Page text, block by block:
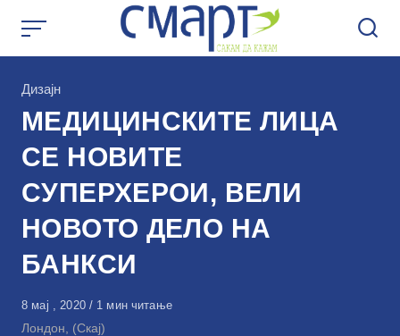
КАтегорија
Дизајн
МЕДИЦИНСКИТЕ ЛИЦА
СЕ НОВИТЕ
СУПЕРХЕРОИ, ВЕЛИ
НОВОТО ДЕЛО НА
БАНКСИ
Објавено
на
8 мај , 2020 1 мин читање
Лондон, (Скај)